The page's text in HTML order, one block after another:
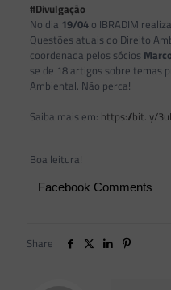
#Divulgação
No dia 19/04o IBRADIM
Questões atuais do Direito
coordenada pelos sócios
se de 18 artigos sobre temas
Ambiental. Não perca!
Saiba mais em: https://bit.ly/
Boa leitura!
Facebook Comments
Share